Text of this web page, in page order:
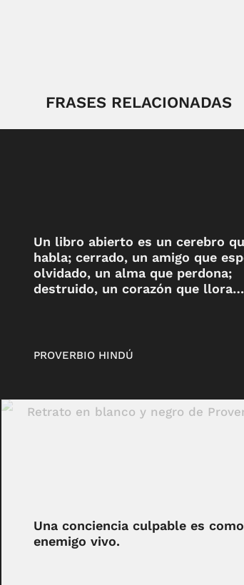
FRASES RELACIONADAS
Un libro abierto es un cerebro
habla; cerrado, un amigo que
olvidado, un alma que perdona;
destruido, un corazón que llora…
PROVERBIO HINDÚ
Una conciencia culpable es
enemigo vivo.